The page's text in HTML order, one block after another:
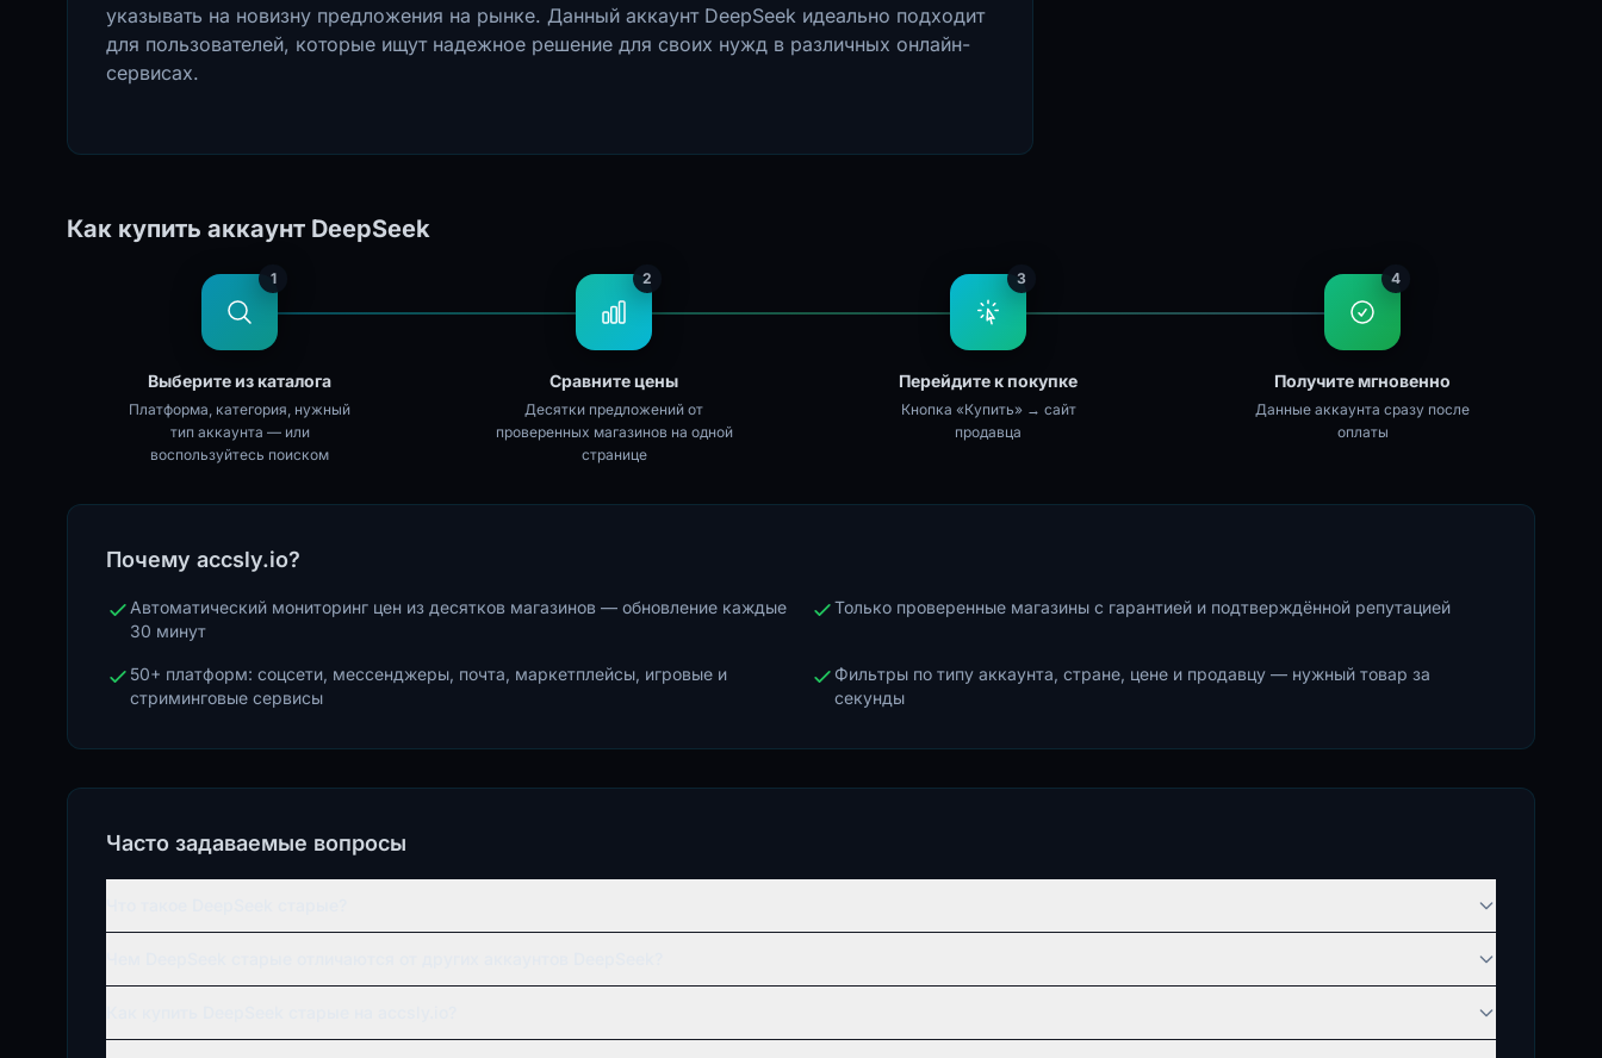
указывать на новизну предложения на рынке. Данный аккаунт DeepSeek идеально подходит
для пользователей, которые ищут надежное решение для своих нужд в различных онлайн-
сервисах.
Как купить аккаунт DeepSeek
1
Выберите из каталога
Платформа, категория, нужный
тип аккаунта — или
воспользуйтесь поиском
2
Сравните цены
Десятки предложений от
проверенных магазинов на одной
странице
3
Перейдите к покупке
Кнопка «Купить» → сайт
продавца
4
Получите мгновенно
Данные аккаунта сразу после
оплаты
Почему accsly.io?
Автоматический мониторинг цен из десятков магазинов — обновление каждые
30 минут
Только проверенные магазины с гарантией и подтверждённой репутацией
50+ платформ: соцсети, мессенджеры, почта, маркетплейсы, игровые и
стриминговые сервисы
Фильтры по типу аккаунта, стране, цене и продавцу — нужный товар за
секунды
Часто задаваемые вопросы